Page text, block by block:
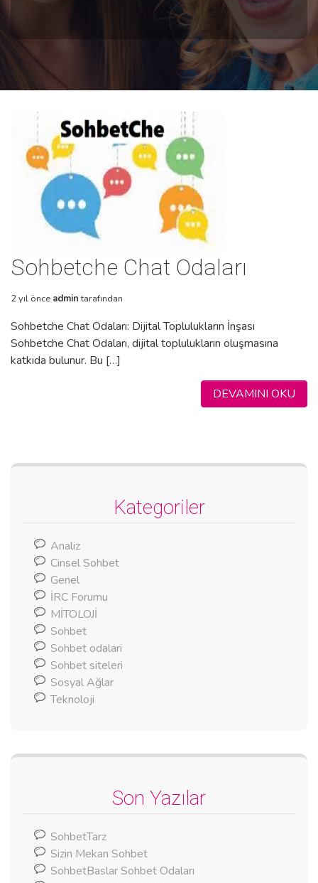
Sohbetche Chat Odaları
2 yıl önce admintarafından
Sohbetche Chat Odaları: Dijital Toplulukların İnşası
Sohbetche Chat Odaları, dijital toplulukların oluşmasına
katkıda bulunur. Bu […]
DEVAMINI OKU
Kategoriler
Analiz
Cinsel Sohbet
Genel
İRC Forumu
MİTOLOJİ
Sohbet
Sohbet odalari
Sohbet siteleri
Sosyal Ağlar
Teknoloji
Son Yazılar
SohbetTarz
Sizin Mekan Sohbet
SohbetBaslar Sohbet Odaları